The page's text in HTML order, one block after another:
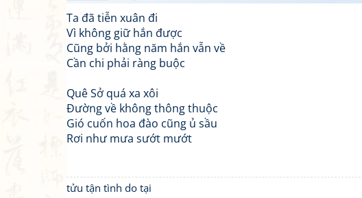
Ta đã tiễn xuân đi
Vì không giữ hắn được
Cũng bởi hằng năm hắn vẫn về
Cần chi phải ràng buộc
Quê Sở quá xa xôi
Đường về không thông thuộc
Gió cuốn hoa đào cũng ủ sầu
Rơi như mưa sướt mướt
tửu tận tình do tại